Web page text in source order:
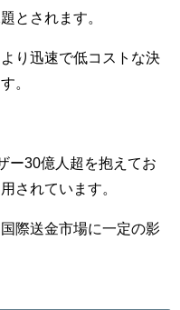
とされます。
り迅速で低コストな決
。
ー30億人超を抱えてお
されています。
際送金市場に一定の影